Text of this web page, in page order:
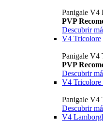
Panigale V4
PVP
Descubrir
V4 Tricolore
Panigale V4
PVP
Descubrir
V4 Tricolore
Panigale V4
Descubrir
V4